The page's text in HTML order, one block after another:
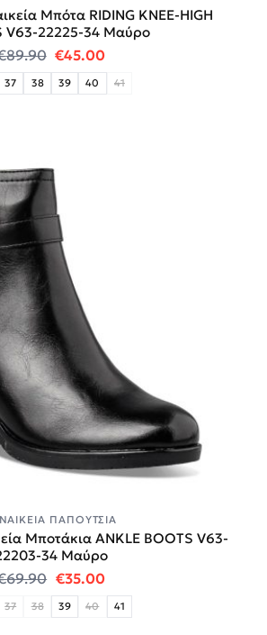
Μπότα RIDING KNEE-HIGH
V63-22225-34 Μαύρο
89.90 Original price was: €89.90.
€45.00Η τρέχουσα τιμή
37 38 39 40 41
ΠΑΠΟΎΤΣΙΑ
Μποτάκια ANKLE BOOTS V63-
34 Μαύρο
69.90 Original price was: €69.90.
€35.00Η τρέχουσα τιμή
37 38 39 40 41